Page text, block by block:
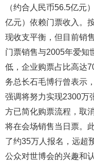
（约合人民币56.5亿元
亿元）依赖门票收入。
现收支平衡，但目前销
门票销售与2005年爱知
低，企业购票占比高达
务总长石毛博行曾表示
强调将努力实现2300万
方已简化购票流程，取
将在会场销售当日票。
了约35万人报名，远超
公众对世博会的兴趣和